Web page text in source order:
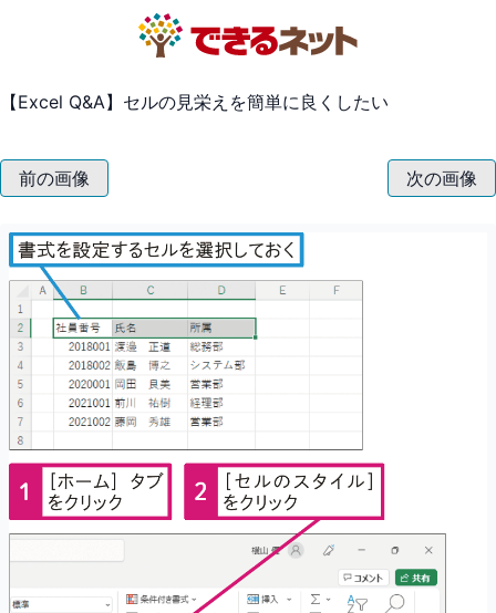
【Excel Q&A】セルの見栄えを簡単に良くしたい
前の画像 次の画像